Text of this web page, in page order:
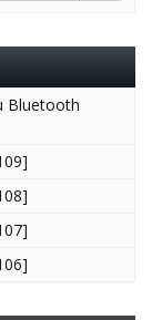
Bluetooth